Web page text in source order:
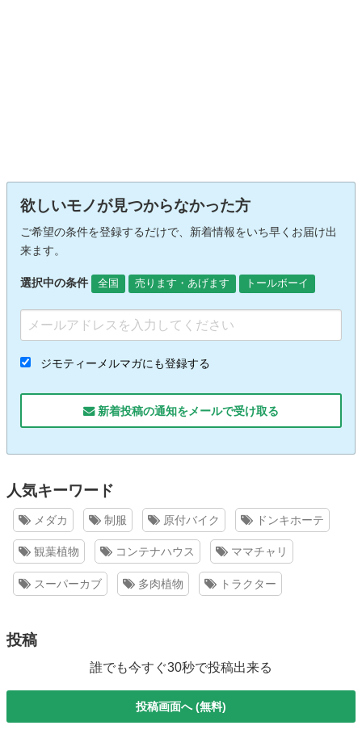
欲しいモノが見つからなかった方
ご希望の条件を登録するだけで、新着情報をいち早くお届け出
来ます。
選択中の条件 全国 売ります・あげます トールボーイ
ジモティーメルマガにも登録する
新着投稿の通知をメールで受け取る
人気キーワード
メダカ 制服 原付バイク ドンキホーテ
観葉植物 コンテナハウス ママチャリ
スーパーカブ 多肉植物 トラクター
投稿
誰でも今すぐ30秒で投稿出来る
投稿画面へ (無料)